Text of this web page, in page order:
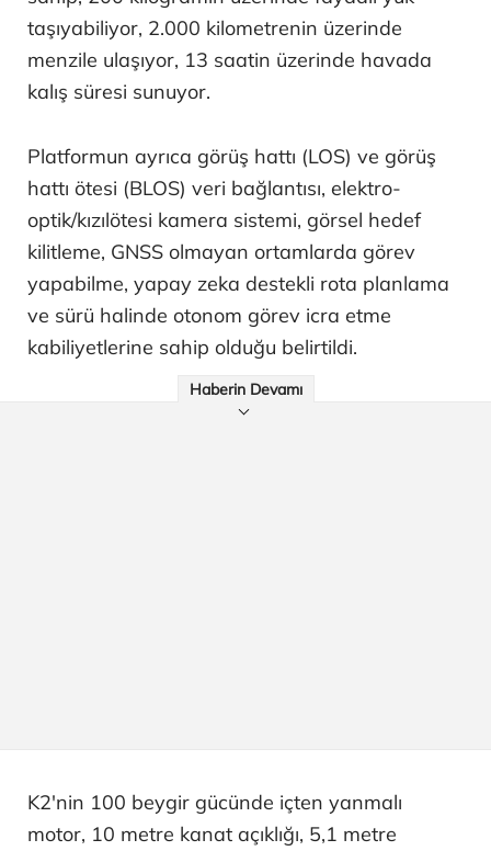
taşıyabiliyor, 2.000 kilometrenin üzerinde
menzile ulaşıyor, 13 saatin üzerinde havada
kalış süresi sunuyor.
Platformun ayrıca görüş hattı (LOS) ve görüş
hattı ötesi (BLOS) veri bağlantısı, elektro-
optik/kızılötesi kamera sistemi, görsel hedef
kilitleme, GNSS olmayan ortamlarda görev
yapabilme, yapay zeka destekli rota planlama
ve sürü halinde otonom görev icra etme
kabiliyetlerine sahip olduğu belirtildi.
Haberin Devamı
K2'nin 100 beygir gücünde içten yanmalı
motor, 10 metre kanat açıklığı, 5,1 metre